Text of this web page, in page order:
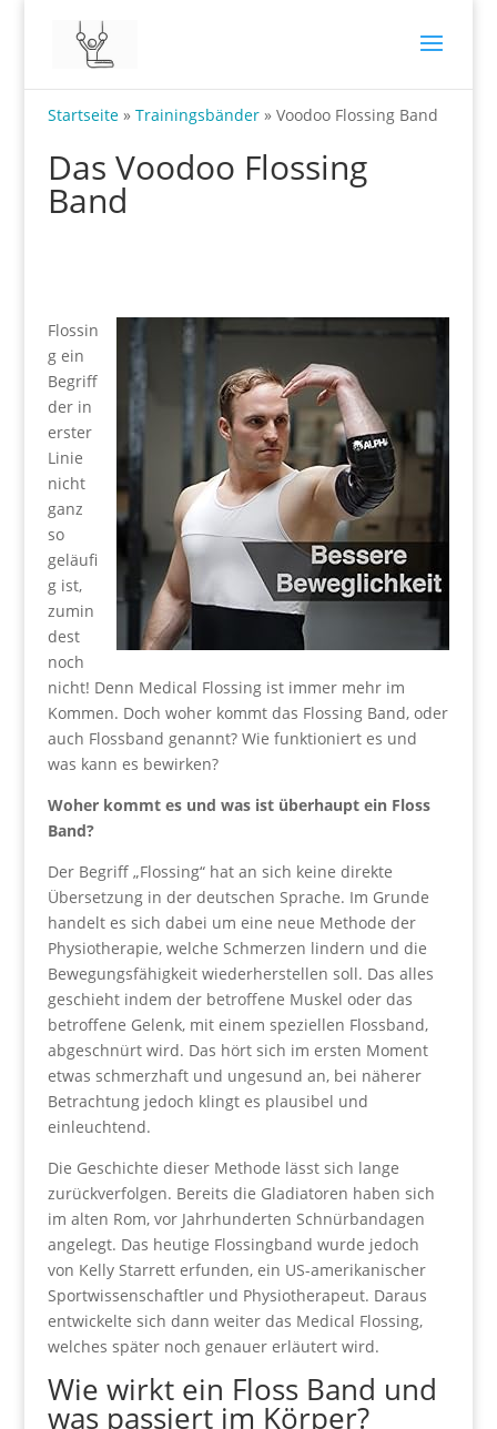
Startseite» Trainingsbänder» Voodoo Flossing Band
Das Voodoo Flossing
Band
Flossin
g ein
Begriff
der in
erster
Linie
nicht
ganz
so
geläufi
g ist,
zumin
dest
noch
nicht! Denn Medical Flossing ist immer mehr im
Kommen. Doch woher kommt das Flossing Band, oder
auch Flossband genannt? Wie funktioniert es und
was kann es bewirken?
Woher kommt es und was ist überhaupt ein Floss
Band?
Der Begriff „Flossing“ hat an sich keine direkte
Übersetzung in der deutschen Sprache. Im Grunde
handelt es sich dabei um eine neue Methode der
Physiotherapie, welche Schmerzen lindern und die
Bewegungsfähigkeit wiederherstellen soll. Das alles
geschieht indem der betroffene Muskel oder das
betroffene Gelenk, mit einem speziellen Flossband,
abgeschnürt wird. Das hört sich im ersten Moment
etwas schmerzhaft und ungesund an, bei näherer
Betrachtung jedoch klingt es plausibel und
einleuchtend.
Die Geschichte dieser Methode lässt sich lange
zurückverfolgen. Bereits die Gladiatoren haben sich
im alten Rom, vor Jahrhunderten Schnürbandagen
angelegt. Das heutige Flossingband wurde jedoch
von Kelly Starrett erfunden, ein US-amerikanischer
Sportwissenschaftler und Physiotherapeut. Daraus
entwickelte sich dann weiter das Medical Flossing,
welches später noch genauer erläutert wird.
Wie wirkt ein Floss Band und
was passiert im Körper?